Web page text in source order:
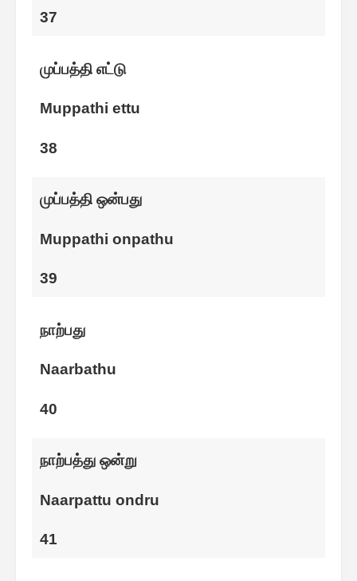
37
முப்பத்தி எட்டு
Muppathi ettu
38
முப்பத்தி ஒன்பது
Muppathi onpathu
39
நாற்பது
Naarbathu
40
நாற்பத்து ஒன்று
Naarpattu ondru
41